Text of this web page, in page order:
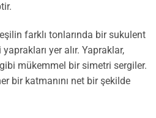
farklı tonlarında bir sukulent
yer alır. Yapraklar,
mükemmel bir simetri sergiler.
bir katmanını net bir şekilde